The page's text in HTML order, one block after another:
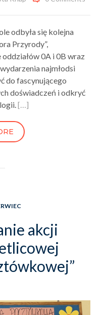
odbyła się kolejna
Przyrody”,
0A i 0B wraz
najmłodsi
do fascynującego
doświadczeń i odkryć
[…]
akcji